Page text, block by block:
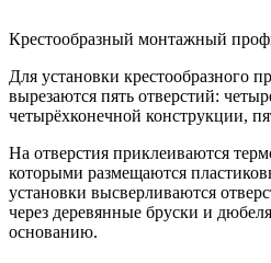
Крестообразный монтажный
Для установки крестообразного
вырезаются пять отверстий:
четырёхконечной конструкции,
На отверстия приклеиваются
которыми размещаются
установки высверливаются
через деревянные бруски и
основанию.